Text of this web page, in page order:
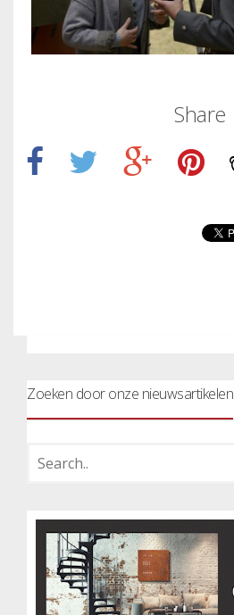
Share
Zoeken door onze nieuwsartikelen